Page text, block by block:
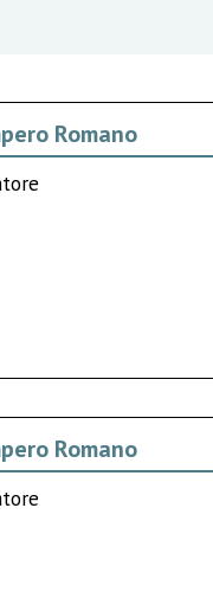
Romano
Romano